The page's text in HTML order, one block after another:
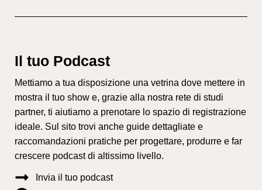
Il tuo Podcast
Mettiamo a tua disposizione una vetrina dove mettere in
mostra il tuo show e, grazie alla nostra rete di studi
partner, ti aiutiamo a prenotare lo spazio di registrazione
ideale. Sul sito trovi anche guide dettagliate e
raccomandazioni pratiche per progettare, produrre e far
crescere podcast di altissimo livello.
Invia il tuo podcast